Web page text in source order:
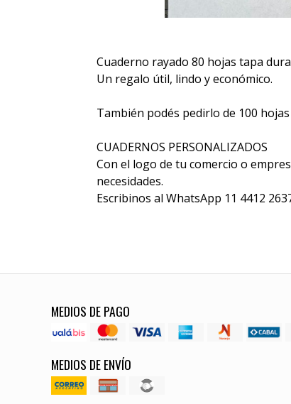
Cuaderno rayado 80 hojas tapa
Un regalo útil, lindo y económico.
También podés pedirlo de 100
CUADERNOS PERSONALIZADOS
Con el logo de tu comercio o
necesidades.
Escribinos al WhatsApp 11 4412
MEDIOS DE PAGO
MEDIOS DE ENVÍO